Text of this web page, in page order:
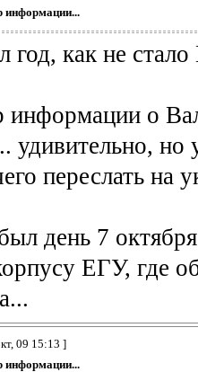
информации...
год, как не
информации о
удивительно,
переслать на
день 7
ЕГУ, где
09 15:13 ]
информации...